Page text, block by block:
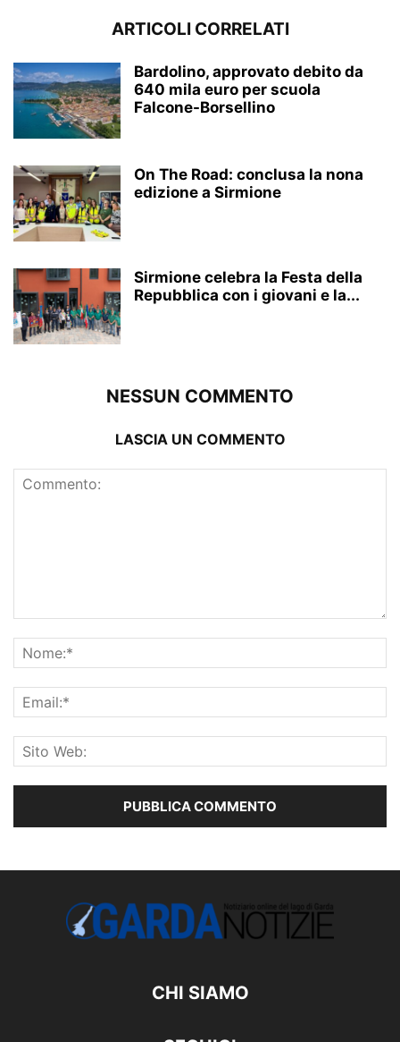
ARTICOLI CORRELATI
Bardolino, approvato debito da
640 mila euro per scuola
Falcone-Borsellino
On The Road: conclusa la nona
edizione a Sirmione
Sirmione celebra la Festa della
Repubblica con i giovani e la...
NESSUN COMMENTO
LASCIA UN COMMENTO
CHI SIAMO